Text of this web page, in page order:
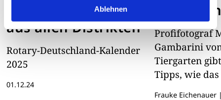
Ablehnen
Landschaftsfotos
aus allen Distrikten
Rotary-Deutschland-Kalender
2025
01.12.24
Profifotograf
Gambarini
Tiergarten
Tipps, wie
Frauke Eichenauer